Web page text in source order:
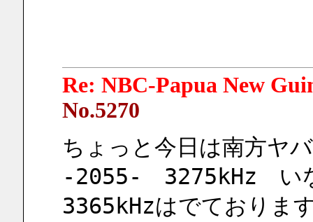
Re: NBC-Papua New
No.5270
ちょっと今日は南方ヤ
-2055-　3275kHz　い
3365kHzはでておりま